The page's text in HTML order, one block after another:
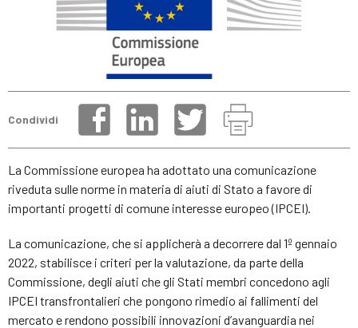
Condividi
La Commissione europea ha adottato una comunicazione
riveduta sulle norme in materia di aiuti di Stato a favore di
importanti progetti di comune interesse europeo (IPCEI).
La comunicazione, che si applicherà a decorrere dal 1º gennaio
2022, stabilisce i criteri per la valutazione, da parte della
Commissione, degli aiuti che gli Stati membri concedono agli
IPCEI transfrontalieri che pongono rimedio ai fallimenti del
mercato e rendono possibili innovazioni d’avanguardia nei